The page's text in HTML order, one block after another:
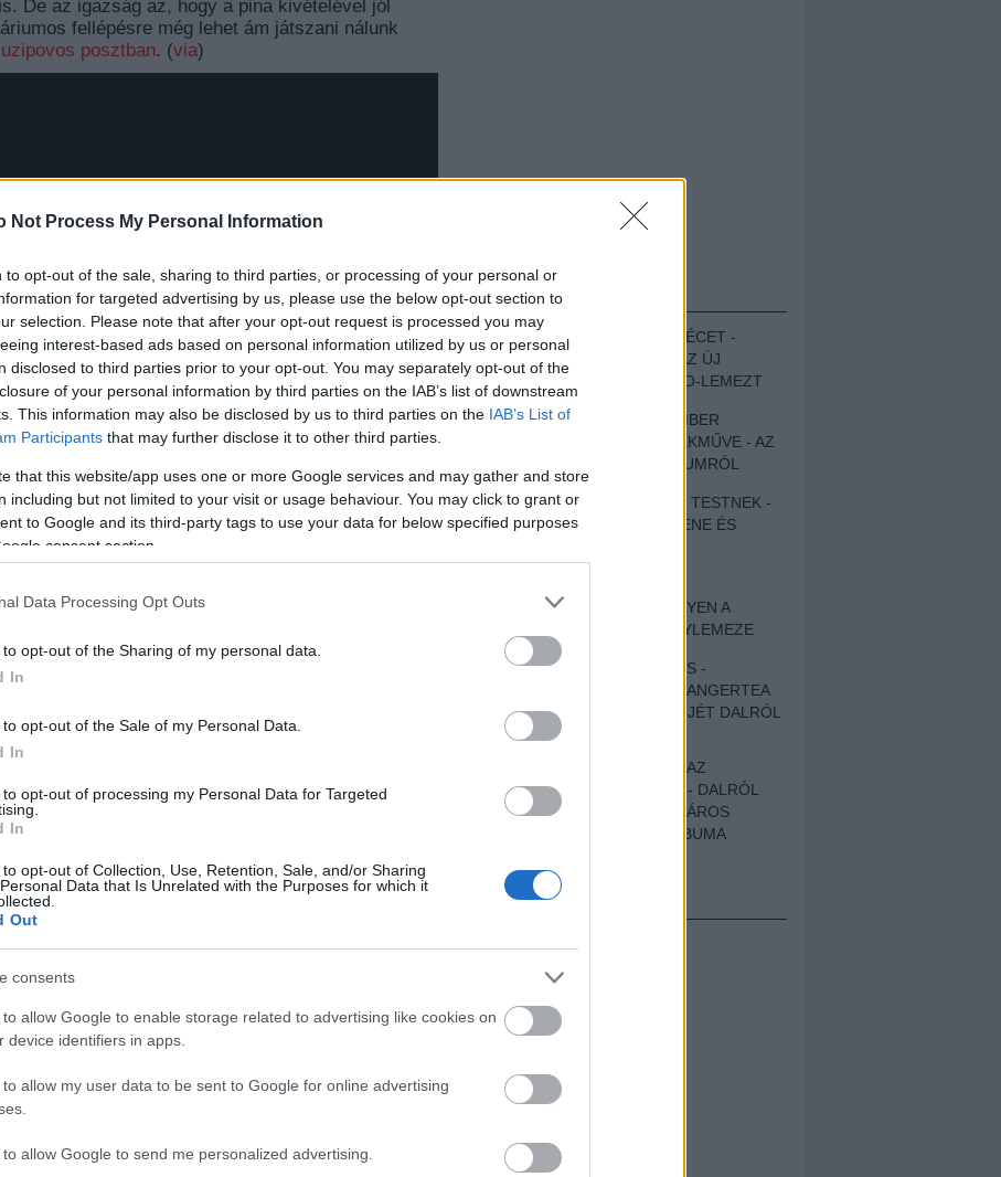
Not Process My Personal Information
to opt-out of the sale, sharing to third parties, or processing of your personal or
for targeted advertising by us, please use the below opt-out section to
selection. Please note that after your opt-out request is processed you may
interest-based ads based on personal information utilized by us or personal
disclosed to third parties prior to your opt-out. You may separately opt-out of the
of your personal information by third parties on the IAB’s list of downstream
This information may also be disclosed by us to third parties on the IAB’s List of
Participants that may further disclose it to other third parties.
that this website/app uses one or more Google services and may gather and store
including but not limited to your visit or usage behaviour. You may click to grant or
to Google and its third-party tags to use your data for below specified purposes
consent section.
Data Processing Opt Outs
to opt-out of the Sharing of my personal data.
In
to opt-out of the Sale of my Personal Data.
In
to opt-out of processing my Personal Data for Targeted
In
to opt-out of Collection, Use, Retention, Sale, and/or Sharing
Data that Is Unrelated with the Purposes for which it
Out
consents
to allow Google to enable storage related to advertising like cookies on
device identifiers in apps.
to allow my user data to be sent to Google for online advertising
to allow Google to send me personalized advertising.
De az igazság az, hogy a pina kivételével jól
fellépésre még lehet ám játszani nálunk
posztban. (via)
dalt:
rendje:
EZT HALLGASD!
MEGUGROTTÁK A LÉCET -
MEGHALLGATTUK AZ ÚJ
PROTEST THE HERO-LEMEZT
EGY DÜHÖS VÉNEMBER
UNIVERZÁLIS REMEKMŰVE - AZ
ÚJ BOB DYLAN-ALBUMRÓL
ZENE LÉLEKNEK ÉS TESTNEK -
AUTENTIKUS NÉPZENE ÉS
SZOMORKODÁS - ILYEN A
KATATONIA ÚJ NAGYLEMEZE
CROCODILE NERVES -
HALLGASD MEG AZ ANGERTEA
MA MEGJELENT EP-JÉT DALRÓL
DALRA!
A FELELŐSSÉGTŐL AZ
ELLOPOTT FÖLDIG - DALRÓL
DALRA A KÉPZELT VÁROS
SAMIZDAT CÍMŰ ALBUMA
HIRDETÉS